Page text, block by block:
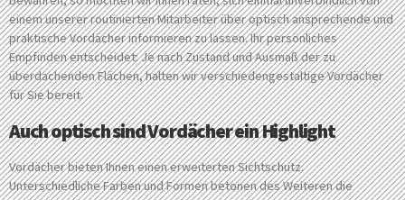
einem unserer routinierten Mitarbeiter über optisch ansprechende und
praktische Vordächer informieren zu lassen. Ihr persönliches
Empfinden entscheidet: Je nach Zustand und Ausmaß der zu
überdachenden Flächen, halten wir verschiedengestaltige Vordächer
für Sie bereit.
Auch optisch sind Vordächer ein Highlight
Vordächer bieten Ihnen einen erweiterten Sichtschutz.
Unterschiedliche Farben und Formen betonen des Weiteren die